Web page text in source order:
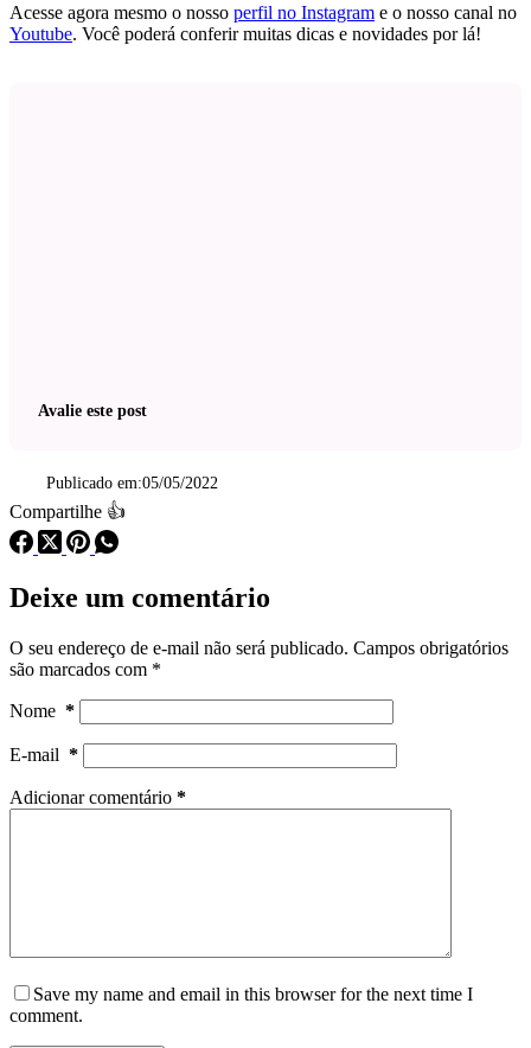
Acesse agora mesmo o nosso perfil no Instagram e o nosso canal no
Youtube. Você poderá conferir muitas dicas e novidades por lá!
Avalie este post
Publicado em:05/05/2022
Compartilhe 👍
Deixe um comentário
O seu endereço de e-mail não será publicado. Campos obrigatórios
são marcados com *
Nome *
E-mail *
Adicionar comentário *
Save my name and email in this browser for the next time I
comment.